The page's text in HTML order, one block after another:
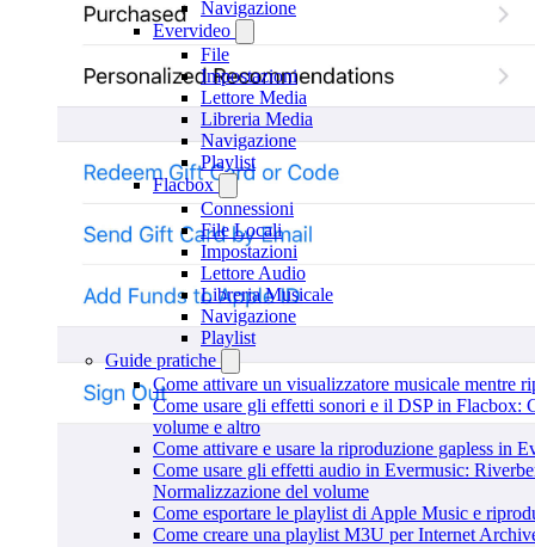
Navigazione
Evervideo
File
Impostazioni
Lettore Media
Libreria Media
Navigazione
Playlist
Flacbox
Connessioni
File Locali
Impostazioni
Lettore Audio
Libreria Musicale
Navigazione
Playlist
Guide pratiche
Come attivare un visualizzatore musicale mentre
Come usare gli effetti sonori e il DSP in Flacbox:
volume e altro
Come attivare e usare la riproduzione gapless in
Come usare gli effetti audio in Evermusic:
Normalizzazione del volume
Come esportare le playlist di Apple Music e
Come creare una playlist M3U per Internet